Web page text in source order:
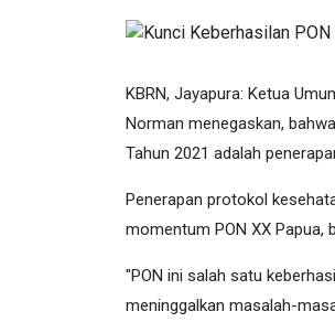
KBRN, Jayapura: Ketua
Norman menegaskan,
Tahun 2021 adalah
Penerapan protokol
momentum PON XX Papua,
"PON ini salah satu
meninggalkan masalah-